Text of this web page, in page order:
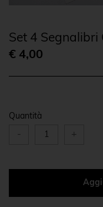
Set 4 Segnalibri
€ 4,00
Quantità
- +